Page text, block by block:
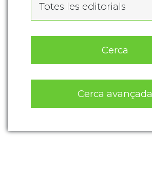
Totes les editorials
Cerca
Cerca avançada